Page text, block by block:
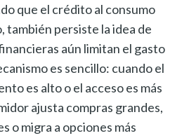
que el crédito al consumo
también persiste la idea de
aún limitan el gasto
es sencillo: cuando el
es alto o el acceso es más
ajusta compras grandes,
o migra a opciones más